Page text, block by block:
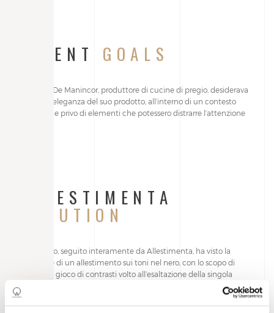
CLIENT GOALS
Il cliente De Manincor, produttore di cucine di pregio, desiderava
esaltare l’eleganza del suo prodotto, all’interno di un contesto
semplice e privo di elementi che potessero distrarre l’attenzione
ALLESTIMENTA
SOLUTION
Il progetto, seguito interamente da Allestimenta, ha visto la
creazione di un allestimento sui toni nel nero, con lo scopo di
creare un gioco di contrasti volto all’esaltazione della singola